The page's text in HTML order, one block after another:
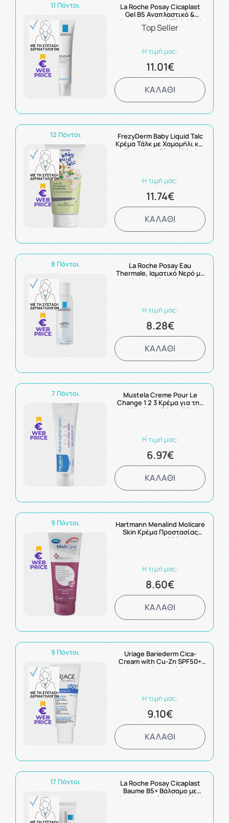
11 Πόντοι
La Roche Posay Cicaplast
Gel B5 Αναπλαστικό &
Καταπραϋντικό Τζελ 40ml
Top Seller
Η τιμή μας:
11.01€
ΚΑΛΑΘΙ
12 Πόντοι
FrezyDerm Baby Liquid Talc
Κρέμα Τάλκ με Χαμομήλι και
Πρωτεϊνες Σίτου 150ml
Η τιμή μας:
11.74€
ΚΑΛΑΘΙ
8 Πόντοι
La Roche Posay Eau
Thermale, Ιαματικό Νερό με
Καταπραϋντική και
Η τιμή μας:
8.28€
ΚΑΛΑΘΙ
7 Πόντοι
Mustela Creme Pour Le
Change 1 2 3 Κρέμα για την
Αλλαγή της Πάνας 50ml
Η τιμή μας:
6.97€
ΚΑΛΑΘΙ
9 Πόντοι
Hartmann Menalind Molicare
Skin Κρέμα Προστασίας
Δέρματος 200ml
Η τιμή μας:
8.60€
ΚΑΛΑΘΙ
9 Πόντοι
Uriage Bariederm Cica-
Cream with Cu-Zn SPF50+
Αναπλαστική &
Η τιμή μας:
9.10€
ΚΑΛΑΘΙ
17 Πόντοι
La Roche Posay Cicaplast
Baume B5+ Βάλσαμο με
Αναπλαστική Δράση 100ml